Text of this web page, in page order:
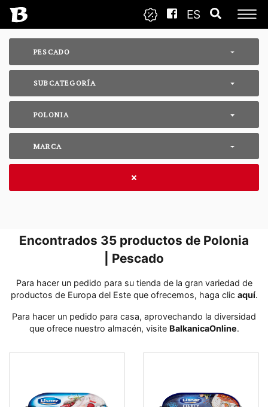
ES
PESCADO
SUBCATEGORÍA
POLONIA
MARCA
Encontrados 35 productos de Polonia
| Pescado
Para hacer un pedido para su tienda de la gran variedad de
productos de Europa del Este que ofrecemos, haga clic aquí․
Para hacer un pedido para casa, aprovechando la diversidad
que ofrece nuestro almacén, visite BalkanicaOnline․